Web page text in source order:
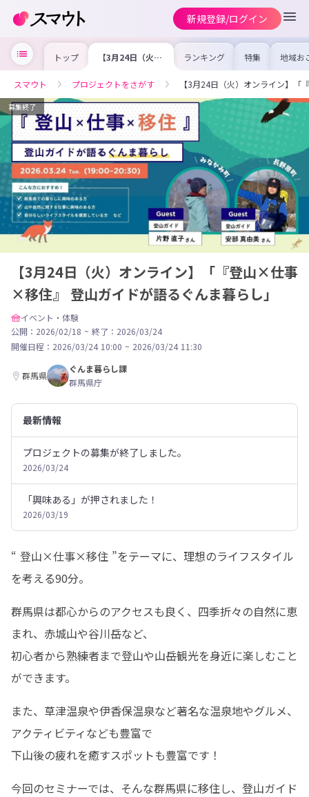
新規登録/ログイン
トップ 【3月24日（火）
オンライン】
移住』 登山ガイ
ドが語るぐんま暮
らし」
ランキング 特集 地域お
の求
を集め
事内容
を比較
合った
けよう
スマウト プロジェクトをさがす 【3月24日（火）オンライン】
募集終了
【3月24日（火）オンライン】「『登山×仕事
×移住』 登山ガイドが語るぐんま暮らし」
イベント・体験
公開：2026/02/18 ~ 終了：2026/03/24
開催日程： 2026/03/24 10:00 ~ 2026/03/24 11:30
群馬県
ぐんま暮らし課
群馬県庁
最新情報
プロジェクトの募集が終了しました。
2026/03/24
「興味ある」が押されました！
2026/03/19
“ 登山×仕事×移住 ”をテーマに、理想のライフスタイル
を考える90分。
群馬県は都心からのアクセスも良く、四季折々の自然に恵
まれ、赤城山や谷川岳など、
初心者から熟練者まで登山や山岳観光を身近に楽しむこと
ができます。
また、草津温泉や伊香保温泉など著名な温泉地やグルメ、
アクティビティなども豊富で
下山後の疲れを癒すスポットも豊富です！
今回のセミナーでは、そんな群馬県に移住し、登山ガイド